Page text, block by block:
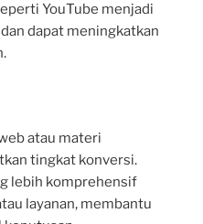
YouTube menjadi
dapat meningkatkan
atau materi
tingkat konversi.
lebih komprehensif
layanan, membantu